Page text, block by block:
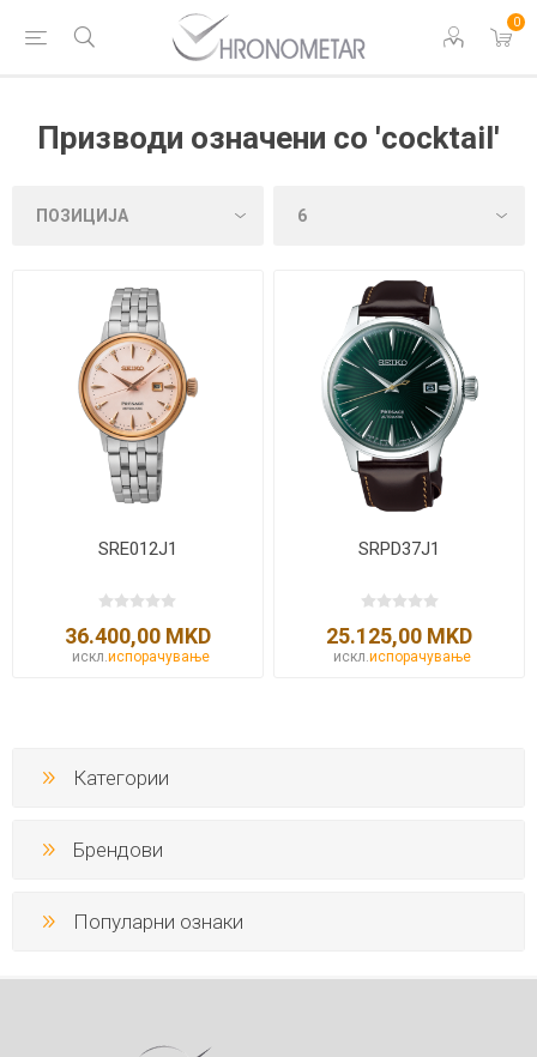
0
Призводи означени со 'cocktail'
SRE012J1
36.400,00 MKD
искл. испорачување
SRPD37J1
25.125,00 MKD
искл.испорачување
Категории
Брендови
Популарни ознаки